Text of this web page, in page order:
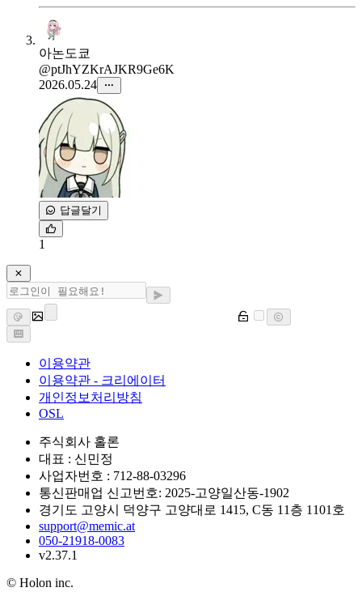
아논도쿄
@ptJhYZKrAJKR9Ge6K
2026.05.24
답글달기
1
이용약관
이용약관 - 크리에이터
개인정보처리방침
OSL
주식회사 홀론
대표 : 신민정
사업자번호 : 712-88-03296
통신판매업 신고번호: 2025-고양일산동-1902
경기도 고양시 덕양구 고양대로 1415, C동 11층 1101호
support@memic.at
050-21918-0083
v2.37.1
© Holon inc.